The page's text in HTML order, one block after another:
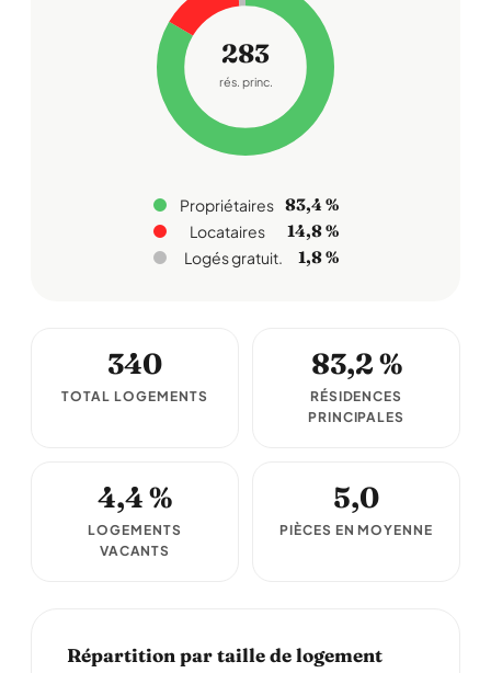
283
rés. princ.
Propriétaires 83,4 %
Locataires 14,8 %
Logés gratuit. 1,8 %
340
TOTAL LOGEMENTS
83,2 %
RÉSIDENCES
PRINCIPALES
4,4 %
LOGEMENTS
VACANTS
5,0
PIÈCES EN MOYENNE
Répartition par taille de logement